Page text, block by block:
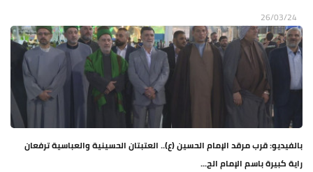
26/03/24
بالفيديو: قرب مرقد الإمام الحسين (ع).. العتبتان الحسينية والعباسية ترفعان
راية كبيرة باسم الإمام الح...